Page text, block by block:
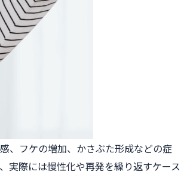
、フケの増加、かさぶた形成などの症
実際には慢性化や再発を繰り返すケース